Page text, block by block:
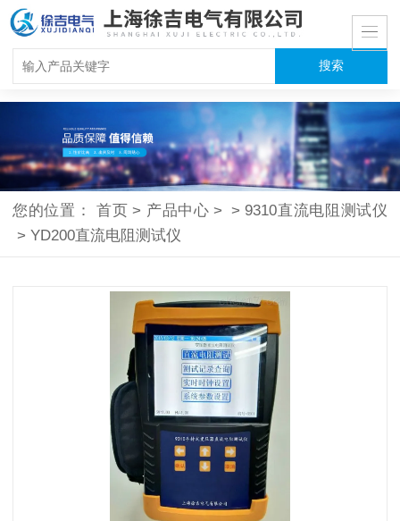
您的位置： 首页 > 产品中心 > > 9310直流电阻测试仪
> YD200直流电阻测试仪